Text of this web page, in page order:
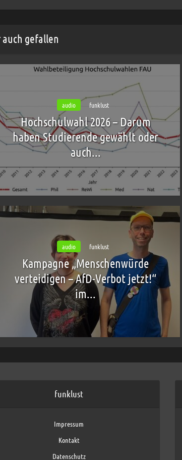
gefallen
audio funklust
Hochschulwahl 2026 – Darum
haben Studierende gewählt oder
auch...
audio funklust
Kampagne „Menschenwürde
verteidigen – AfD-Verbot jetzt!“
im...
funklust
Impressum
Kontakt
Datenschutz